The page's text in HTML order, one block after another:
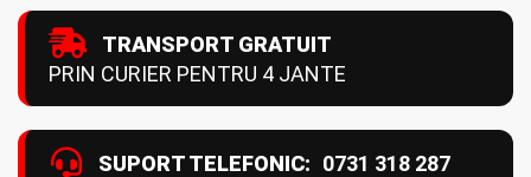
TRANSPORT GRATUIT
PRIN CURIER PENTRU 4 JANTE
SUPORT TELEFONIC: 0731 318 287